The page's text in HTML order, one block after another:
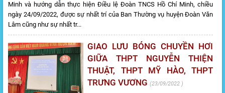
Minh và hướng dẫn thực hiện Điều lệ Đoàn TNCS Hồ Chí Minh, chiều
ngày 24/09/2022, được sự nhất trí của Ban Thường vụ huyện Đoàn Văn
Lâm cũng như sự nhất tr...
GIAO LƯU BÓNG CHUYỀN HƠI
GIỮA THPT NGUYỄN THIỆN
THUẬT, THPT MỸ HÀO, THPT
TRƯNG VƯƠNG
23/09/2022